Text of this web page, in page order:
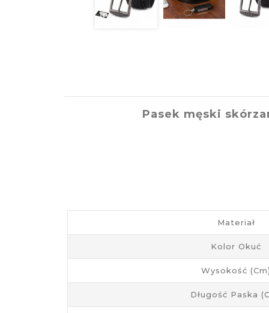
Pasek męski
Materiał
Kolor Okuć
Wysokość
Długość Paska